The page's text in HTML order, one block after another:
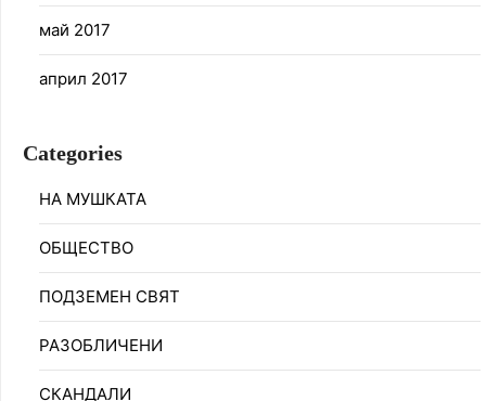
май 2017
април 2017
Categories
НА МУШКАТА
ОБЩЕСТВО
ПОДЗЕМЕН СВЯТ
РАЗОБЛИЧЕНИ
СКАНДАЛИ